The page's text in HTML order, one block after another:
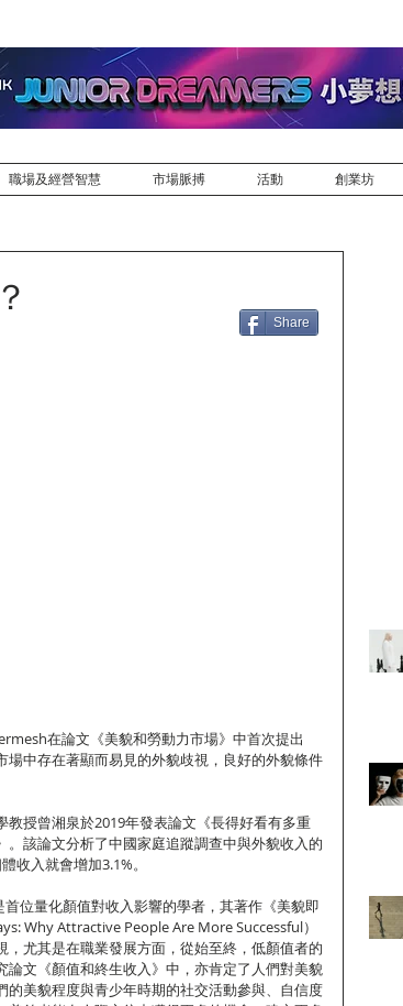
職場及經營智慧 市場脈搏 活動 創業坊
在論文《美貌和勞動力市場》中首次提出
場中存在著顯而易見的外貌歧視，良好的外貌條件
授曾湘泉於2019年發表論文《長得好看有多重
該論文分析了中國家庭追蹤調查中與外貌收入的
收入就會增加3.1%。
位量化顏值對收入影響的學者，其著作《美貌即
Why Attractive People Are More Successful）
尤其是在職業發展方面，從始至終，低顏值者的
文《顏值和終生收入》中，亦肯定了人們對美貌
美貌程度與青少年時期的社交活動參與、自信度
Share